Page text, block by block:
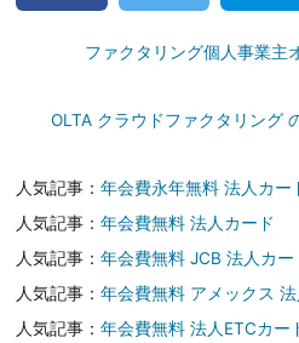
ファクタリング個人事業主
OLTA クラウドファクタリング
人気記事：年会費永年無料 法人カー
人気記事：年会費無料 法人カード
人気記事：年会費無料 JCB 法人カー
人気記事：年会費無料 アメックス
人気記事：年会費無料 法人ETCカー